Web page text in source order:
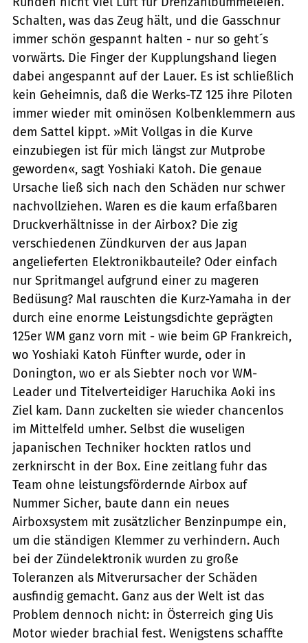
Schalten, was das Zeug hält, und die Gasschnur
immer schön gespannt halten - nur so geht´s
vorwärts. Die Finger der Kupplungshand liegen
dabei angespannt auf der Lauer. Es ist schließlich
kein Geheimnis, daß die Werks-TZ 125 ihre Piloten
immer wieder mit ominösen Kolbenklemmern aus
dem Sattel kippt. »Mit Vollgas in die Kurve
einzubiegen ist für mich längst zur Mutprobe
geworden«, sagt Yoshiaki Katoh. Die genaue
Ursache ließ sich nach den Schäden nur schwer
nachvollziehen. Waren es die kaum erfaßbaren
Druckverhältnisse in der Airbox? Die zig
verschiedenen Zündkurven der aus Japan
angelieferten Elektronikbauteile? Oder einfach
nur Spritmangel aufgrund einer zu mageren
Bedüsung? Mal rauschten die Kurz-Yamaha in der
durch eine enorme Leistungsdichte geprägten
125er WM ganz vorn mit - wie beim GP Frankreich,
wo Yoshiaki Katoh Fünfter wurde, oder in
Donington, wo er als Siebter noch vor WM-
Leader und Titelverteidiger Haruchika Aoki ins
Ziel kam. Dann zuckelten sie wieder chancenlos
im Mittelfeld umher. Selbst die wuseligen
japanischen Techniker hockten ratlos und
zerknirscht in der Box. Eine zeitlang fuhr das
Team ohne leistungsfördernde Airbox auf
Nummer Sicher, baute dann ein neues
Airboxsystem mit zusätzlicher Benzinpumpe ein,
um die ständigen Klemmer zu verhindern. Auch
bei der Zündelektronik wurden zu große
Toleranzen als Mitverursacher der Schäden
ausfindig gemacht. Ganz aus der Welt ist das
Problem dennoch nicht: in Österreich ging Uis
Motor wieder brachial fest. Wenigstens schaffte